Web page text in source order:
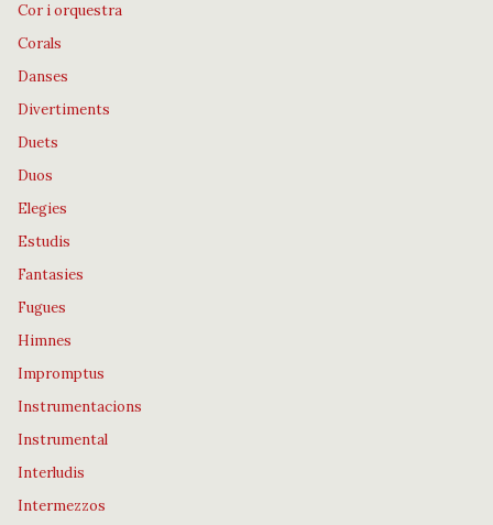
Cor i orquestra
Corals
Danses
Divertiments
Duets
Duos
Elegies
Estudis
Fantasies
Fugues
Himnes
Impromptus
Instrumentacions
Instrumental
Interludis
Intermezzos